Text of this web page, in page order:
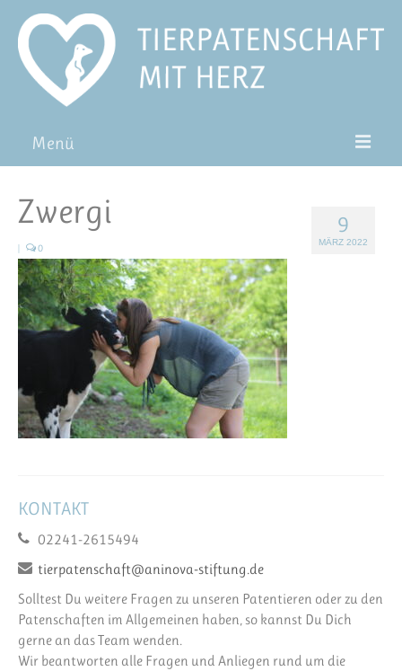
Menü
Pat*in werden
Patenschaft verschenken
Blog
FAQ
9
MÄRZ 2022
Zwergi
| 0
KONTAKT
02241-2615494
tierpatenschaft@aninova-stiftung.de
Solltest Du weitere Fragen zu unseren Patentieren oder zu den
Patenschaften im Allgemeinen haben, so kannst Du Dich
gerne an das Team wenden.
Wir beantworten alle Fragen und Anliegen rund um die